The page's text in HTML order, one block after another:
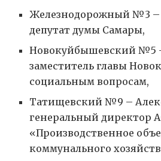
Железнодорожный №3 –
депутат думы Самары,
Новокуйбышевский №5
заместитель главы
социальным вопросам,
Татищевский №9 –
генеральный директор
«Производственное
коммунального